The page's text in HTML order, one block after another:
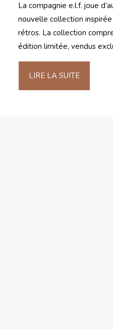
La compagnie e.l.f. joue
nouvelle collection
rétros. La collection
édition limitée, vendus
LIRE LA SUITE